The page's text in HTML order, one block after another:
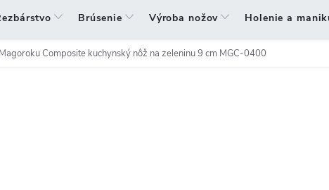
Brúsenie Výroba nožov Holenie a
Composite kuchynský nôž na zeleninu 9 cm MGC-0400